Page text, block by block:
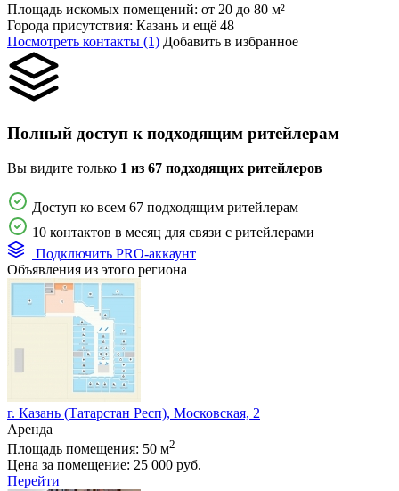
Площадь искомых помещений: от 20 до 80 м²
Города присутствия: Казань и ещё 48
Посмотреть контакты (1) Добавить в избранное
Полный доступ к подходящим ритейлерам
Вы видите только 1 из 67 подходящих ритейлеров
Доступ ко всем 67 подходящим ритейлерам
10 контактов в месяц для связи с ритейлерами
Подключить PRO-аккаунт
Объявления из этого региона
г. Казань (Татарстан Респ), Московская, 2
Аренда
Площадь помещения: 50 м2
Цена за помещение: 25 000 руб.
Перейти